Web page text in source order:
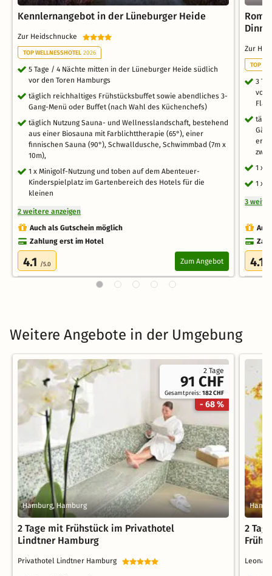
Kennlernangebot in der Lüneburger Heide
Zur Heidschnucke
TOP WELLNESSHOTEL 2026
5 Tage / 4 Nächte mitten in der Lüneburger Heide südlich
vor den Toren Hamburgs
täglich reichhaltiges Frühstücksbuffet sowie abendliches 3-
Gang-Menü oder Buffet (nach Wahl des Küchenchefs)
täglich Nutzung Sauna- und Wellnesslandschaft, bestehend
aus einer Biosauna mit Farblichttherapie (65°), einer
finnischen Sauna (90°), Schwalldusche, Schwimmbad (7m x
10m),
1 x Minigolf-Nutzung und toben auf dem Abenteuer-
Kinderspielplatz im Gartenbereich des Hotels für die
kleinen
2 weitere anzeigen
Auch als Gutschein möglich
Zahlung erst im Hotel
4.1 /5.0 Zum Angebot
Zur
TOP
3
vor
1 x
1 x
3
4.1
Weitere Angebote in der Umgebung
2 Tage
91 CHF
Gesamtpreis:182 CHF
- 68 %
Hamburg, Hamburg
2 Tage mit Frühstück im Privathotel
Lindtner Hamburg
Privathotel Lindtner Hamburg
2